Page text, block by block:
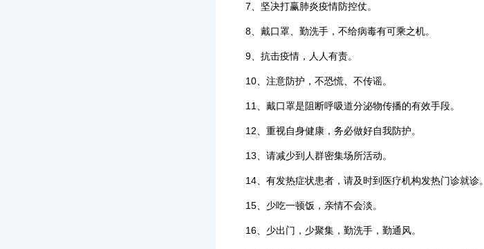
7、坚决打赢肺炎疫情防控仗。
8、戴口罩、勤洗手，不给病毒有可乘之机。
9、抗击疫情，人人有责。
10、注意防护，不恐慌、不传谣。
11、戴口罩是阻断呼吸道分泌物传播的有效手段。
12、重视自身健康，务必做好自我防护。
13、请减少到人群密集场所活动。
14、有发热症状患者，请及时到医疗机构发热门诊就诊。
15、少吃一顿饭，亲情不会淡。
16、少出门，少聚集，勤洗手，勤通风。